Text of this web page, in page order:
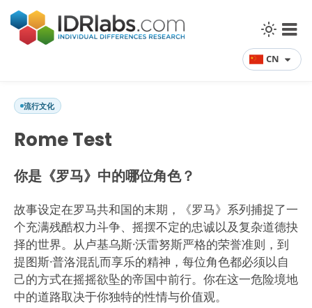
CN
流行文化
Rome Test
你是《罗马》中的哪位角色？
故事设定在罗马共和国的末期，《罗马》系列捕捉了一
个充满残酷权力斗争、摇摆不定的忠诚以及复杂道德抉
择的世界。从卢基乌斯·沃雷努斯严格的荣誉准则，到
提图斯·普洛混乱而享乐的精神，每位角色都必须以自
己的方式在摇摇欲坠的帝国中前行。你在这一危险境地
中的道路取决于你独特的性情与价值观。